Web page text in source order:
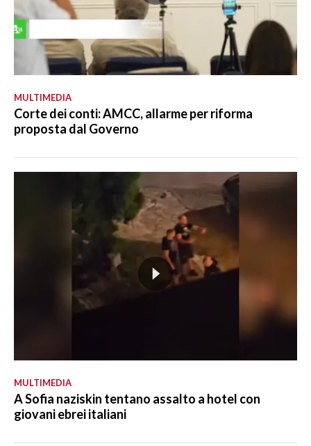
MULTIMEDIA
Corte dei conti: AMCC, allarme per riforma
proposta dal Governo
MULTIMEDIA
A Sofia naziskin tentano assalto a hotel con
giovani ebrei italiani